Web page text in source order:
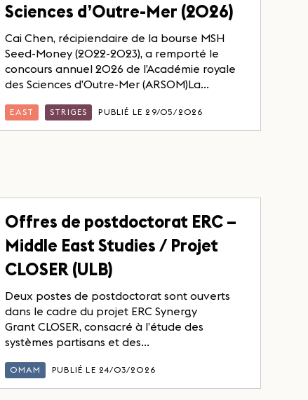
Sciences d’Outre-Mer (2026)
Cai Chen, récipiendaire de la bourse MSH
Seed-Money (2022-2023), a remporté le
concours annuel 2026 de l’Académie royale
des Sciences d’Outre-Mer (ARSOM)La...
EAST STRIGES PUBLIÉ LE 29/05/2026
Offres de postdoctorat ERC –
Middle East Studies / Projet
CLOSER (ULB)
Deux postes de postdoctorat sont ouverts
dans le cadre du projet ERC Synergy
Grant CLOSER, consacré à l’étude des
systèmes partisans et des...
OMAM PUBLIÉ LE 24/03/2026